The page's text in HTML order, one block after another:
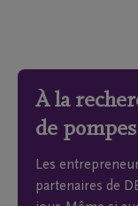
À la
de
Les
partenaires de